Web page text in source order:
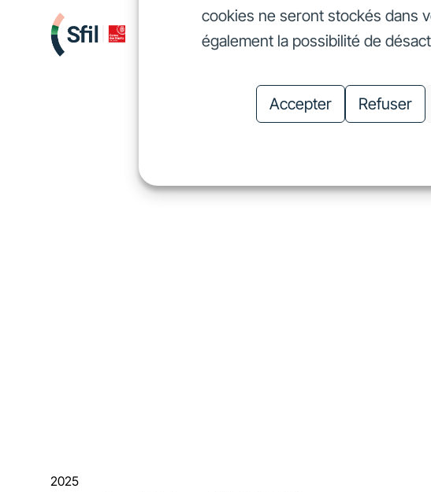
cookies ne seront stockés dans
également la possibilité de
Accepter Refuser
Nous finançons
Nous finançons
Investisseurs
Investisseurs
Nos
2025